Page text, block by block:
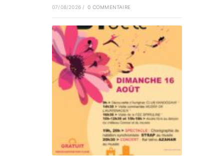
07/08/2026 / 0 COMMENTAIRE